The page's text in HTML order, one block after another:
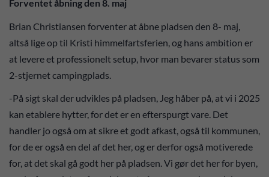
Forventet åbning den 8. maj
Brian Christiansen forventer at åbne pladsen den 8- maj,
altså lige op til Kristi himmelfartsferien, og hans ambition er
at levere et professionelt setup, hvor man bevarer status som
2-stjernet campingplads.
-På sigt skal der udvikles på pladsen, Jeg håber på, at vi i 2025
kan etablere hytter, for det er en efterspurgt vare. Det
handler jo også om at sikre et godt afkast, også til kommunen,
for de er også en del af det her, og er derfor også motiverede
for, at det skal gå godt her på pladsen. Vi gør det her for byen,